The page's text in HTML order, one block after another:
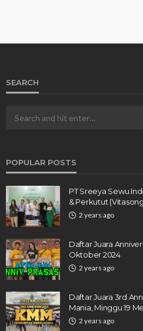
SEARCH
POPULAR POSTS
PT Sreeya Sewu
& Perkutut
2 years ago
Daftar Juara
Oktober 2024
2 years ago
Daftar Juara 3rd
Mania, Minggu 19
2 years ago